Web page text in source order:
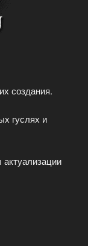
создания.
гуслях и